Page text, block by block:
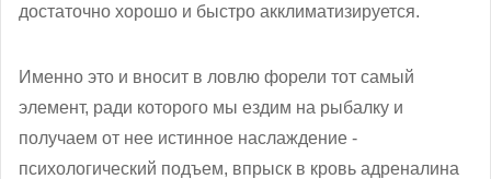
достаточно хорошо и быстро акклиматизируется.
Именно это и вносит в ловлю форели тот самый
элемент, ради которого мы ездим на рыбалку и
получаем от нее истинное наслаждение -
психологический подъем, впрыск в кровь адреналина